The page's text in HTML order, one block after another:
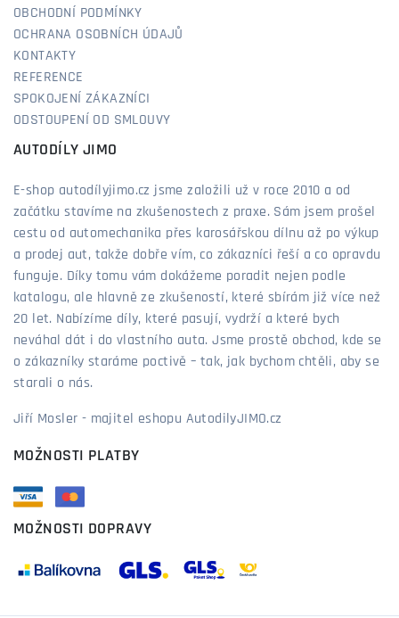
OBCHODNÍ PODMÍNKY
OCHRANA OSOBNÍCH ÚDAJŮ
KONTAKTY
REFERENCE
SPOKOJENÍ ZÁKAZNÍCI
ODSTOUPENÍ OD SMLOUVY
AUTODÍLY JIMO
E-shop autodílyjimo.cz jsme založili už v roce 2010 a od
začátku stavíme na zkušenostech z praxe. Sám jsem prošel
cestu od automechanika přes karosářskou dílnu až po výkup
a prodej aut, takže dobře vím, co zákazníci řeší a co opravdu
funguje. Díky tomu vám dokážeme poradit nejen podle
katalogu, ale hlavně ze zkušeností, které sbírám již více než
20 let. Nabízíme díly, které pasují, vydrží a které bych
neváhal dát i do vlastního auta. Jsme prostě obchod, kde se
o zákazníky staráme poctivě – tak, jak bychom chtěli, aby se
starali o nás.
Jiří Mosler - majitel eshopu AutodilyJIMO.cz
MOŽNOSTI PLATBY
MOŽNOSTI DOPRAVY